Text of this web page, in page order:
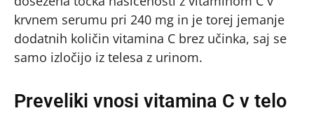
krvnem serumu pri 240 mg in je torej jemanje
dodatnih količin vitamina C brez učinka, saj se
samo izločijo iz telesa z urinom.
Preveliki vnosi vitamina C v telo